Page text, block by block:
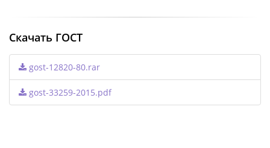
Скачать ГОСТ
gost-12820-80.rar
gost-33259-2015.pdf